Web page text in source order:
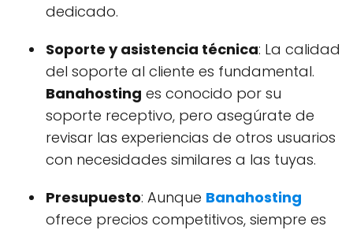
dedicado.
Soporte y asistencia técnica: La calidad
del soporte al cliente es fundamental.
Banahosting es conocido por su
soporte receptivo, pero asegúrate de
revisar las experiencias de otros usuarios
con necesidades similares a las tuyas.
Presupuesto: Aunque Banahosting
ofrece precios competitivos, siempre es